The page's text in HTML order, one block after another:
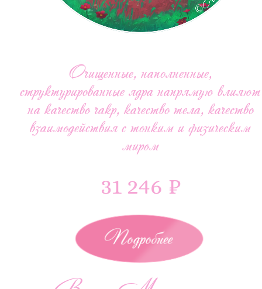
Очищенные, наполненные,
структурированные ядра напрямую влияют
на качество чакр, качество тела, качество
взаимодействия с тонким и физическим
миром
31 246 ₽
Подробнее